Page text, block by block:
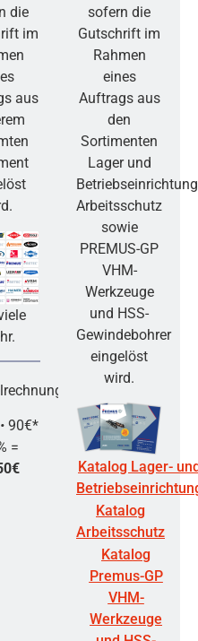
die
im
aus
• 90€*
=
sofern die
Gutschrift im
Rahmen
eines
Auftrags aus
den
Sortimenten
Lager und
Arbeitsschutz
sowie
PREMUS-GP
VHM-
Werkzeuge
und HSS-
Gewindebohrer
eingelöst
wird.
Katalog Lager-
Katalog
Arbeitsschutz
Katalog
Premus-GP
VHM-
Werkzeuge